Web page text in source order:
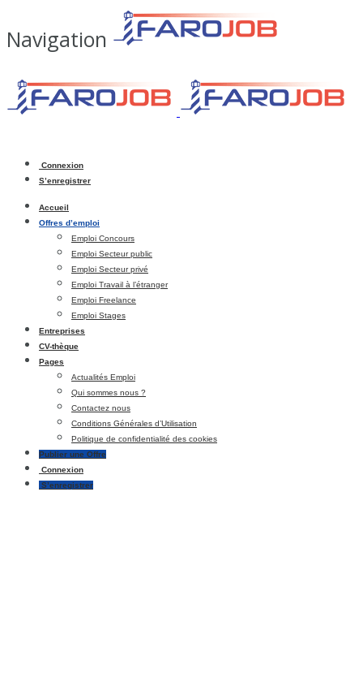
Navigation
Connexion
S’enregistrer
Accueil
Offres d’emploi
Emploi Concours
Emploi Secteur public
Emploi Secteur privé
Emploi Travail à l’étranger
Emploi Freelance
Emploi Stages
Entreprises
CV-thèque
Pages
Actualités Emploi
Qui sommes nous ?
Contactez nous
Conditions Générales d’Utilisation
Politique de confidentialité des cookies
Publier une Offre
Connexion
S’enregistrer